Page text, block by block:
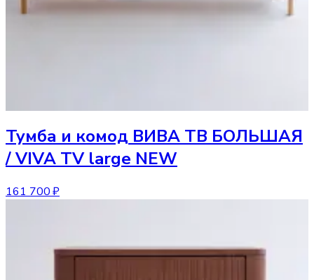
Тумба и комод ВИВА ТВ БОЛЬШАЯ
/ VIVA TV large NEW
161 700 ₽